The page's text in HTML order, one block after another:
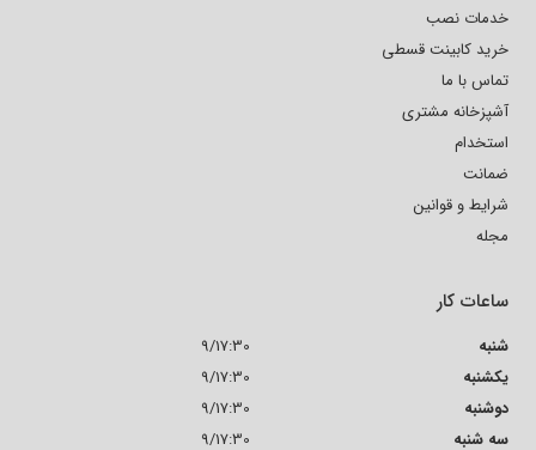
خدمات نصب
خرید کابینت قسطی
تماس با ما
آشپزخانه مشتری
استخدام
ضمانت
شرایط و قوانین
مجله
ساعات کار
شنبه
9/17:30
یکشنبه
9/17:30
دوشنبه
9/17:30
سه شنبه
9/17:30